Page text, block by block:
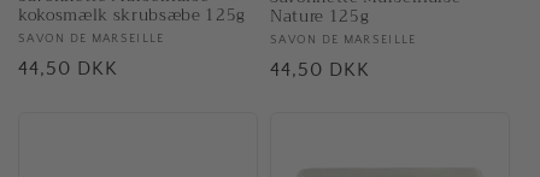
kokosmælk skrubsæbe 125g
Forhandler:
SAVON DE MARSEILLE
Normalpris
44,50 DKK
Nature 125g
Forhandler:
SAVON DE MARSEILLE
Normalpris
44,50 DKK